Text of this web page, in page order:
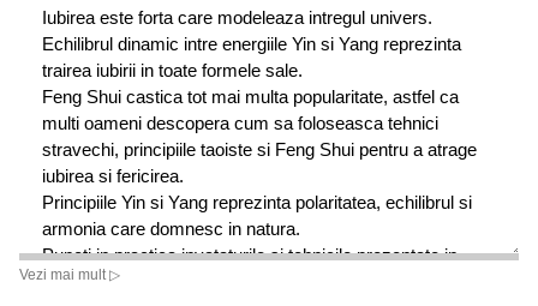
Iubirea este forta care modeleaza intregul univers.
Echilibrul dinamic intre energiile Yin si Yang reprezinta
trairea iubirii in toate formele sale.
Feng Shui castica tot mai multa popularitate, astfel ca
multi oameni descopera cum sa foloseasca tehnici
stravechi, principiile taoiste si Feng Shui pentru a atrage
iubirea si fericirea.
Principiile Yin si Yang reprezinta polaritatea, echilibrul si
armonia care domnesc in natura.
Puneti in practica invataturile si tehnicile prezentate in
carte si veti aduce echilibru in viata dumneavoastra!
Vezi mai mult ▷